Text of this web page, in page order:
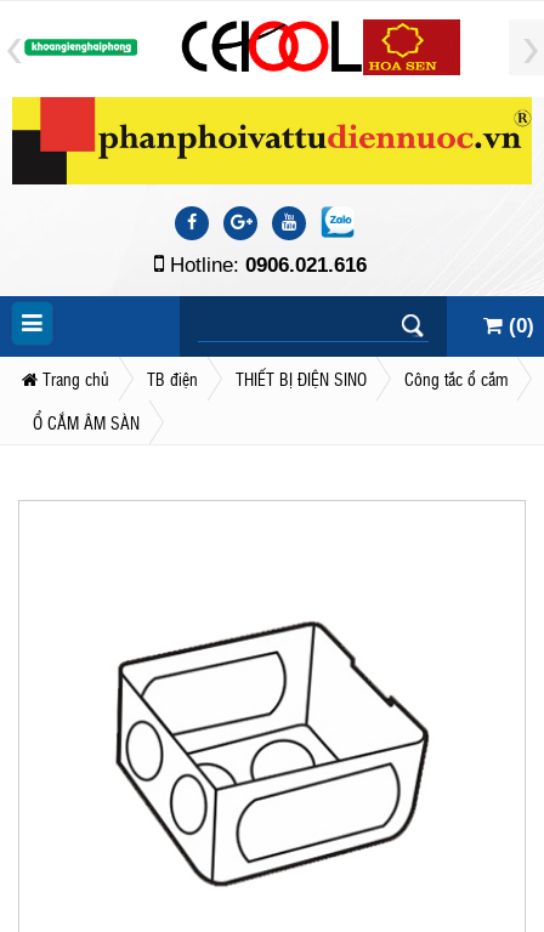
Hotline: 0906.021.616
(0)
Trang chủ TB điện THIẾT BỊ ĐIỆN SINO
Công tắc ổ cắm
Ổ CẮM ÂM SÀN